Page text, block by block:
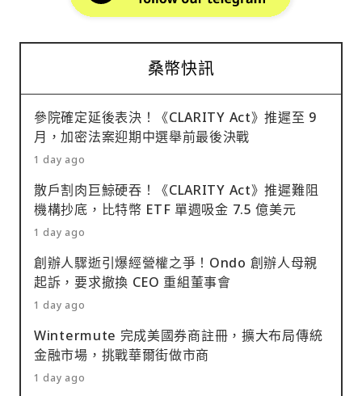
桑幣快訊
參院確定延後表決！《CLARITY Act》推遲至 9
月，加密法案迎期中選舉前最後決戰
1 day ago
散戶割肉巨鯨硬吞！《CLARITY Act》推遲難阻
機構抄底，比特幣 ETF 單週吸金 7.5 億美元
1 day ago
創辦人驟逝引爆經營權之爭！Ondo 創辦人母親
起訴，要求撤換 CEO 重組董事會
1 day ago
Wintermute 完成美國券商註冊，擴大布局傳統
金融市場，挑戰華爾街做市商
1 day ago